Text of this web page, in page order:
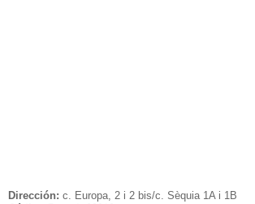
Dirección: c. Europa, 2 i 2 bis/c. Sèquia 1A i 1B